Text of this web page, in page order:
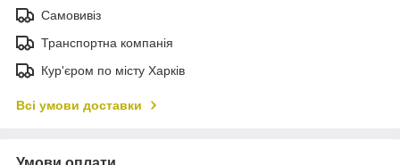
Самовивіз
Транспортна компанія
Кур'єром по місту Харків
Всі умови доставки